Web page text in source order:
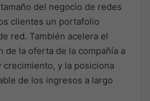
del negocio de redes
clientes un portafolio
red. También acelera el
de la oferta de la compañía a
crecimiento, y la posiciona
de los ingresos a largo